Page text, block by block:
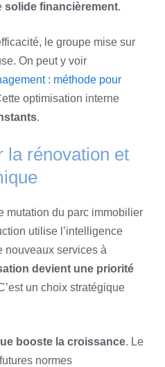
solide financièrement.
le groupe mise sur
On peut y voir
: méthode pour
optimisation interne
.
la rénovation et
mutation du parc immobilier
utilise l’intelligence
nouveaux services à
devient une priorité
un choix stratégique
booste la croissance. Le
normes